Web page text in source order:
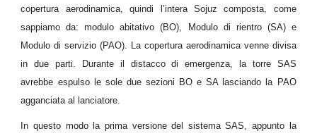
copertura aerodinamica, quindi l’intera Sojuz composta, come
sappiamo da: modulo abitativo (BO), Modulo di rientro (SA) e
Modulo di servizio (PAO). La copertura aerodinamica venne divisa
in due parti. Durante il distacco di emergenza, la torre SAS
avrebbe espulso le sole due sezioni BO e SA lasciando la PAO
agganciata al lanciatore.
In questo modo la prima versione del sistema SAS, appunto la